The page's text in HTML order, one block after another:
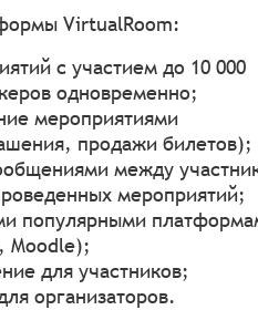
VirtualRoom:
с участием до 10 000
одновременно;
мероприятиями
продажи билетов);
между
мероприятий;
популярными
Moodle);
для участников;
организаторов.